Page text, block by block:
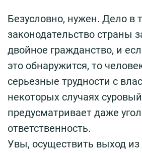
Безусловно, нужен. Дело в
законодательство страны
двойное гражданство, и
это обнаружится, то
серьезные трудности с
некоторых случаях
предусматривает даже
ответственность.
Увы, осуществить выход из